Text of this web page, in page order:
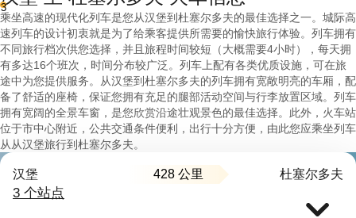
3
乘坐高速的现代化列车是您从汉堡到杜塞尔多夫的最佳选择之一。城际高
速列车的设计初衷就是为了给乘客提供所需要的愉快旅行体验。列车拥有
不同旅行档次供您选择，并且旅程时间较短（大概需要4小时），每天拥
有多达16个班次，时间分布较广泛。列车上配有各类优质设施，可在旅
途中为您提供服务。从汉堡到杜塞尔多夫的列车拥有宽敞明亮的车厢，配
备了舒适的座椅，保证您拥有充足的腿部活动空间与行李放置区域。列车
拥有宽阔的全景车窗，是您欣赏沿途壮观景色的最佳选择。此外，火车站
位于市中心附近，公共交通条件便利，出行十分方便，由此您应乘坐列车
从从汉堡旅行到杜塞尔多夫。
汉堡 428 公里 杜塞尔多夫
3 个站点